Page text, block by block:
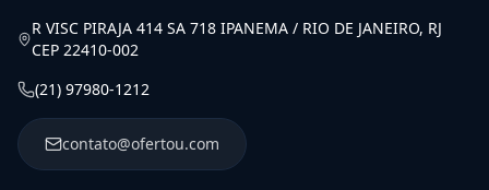
R VISC PIRAJA 414 SA 718 IPANEMA / RIO DE JANEIRO, RJ
CEP 22410-002
(21) 97980-1212
contato@ofertou.com